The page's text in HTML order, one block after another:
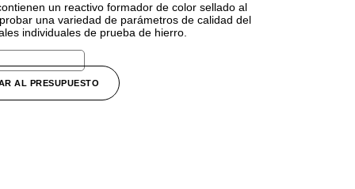
un reactivo formador de color sellado al
una variedad de parámetros de calidad del
individuales de prueba de hierro.
AL PRESUPUESTO